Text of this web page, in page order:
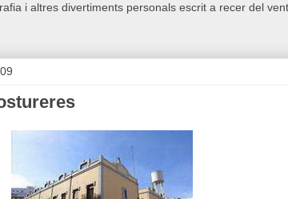
i altres divertiments personals escrit a recer del